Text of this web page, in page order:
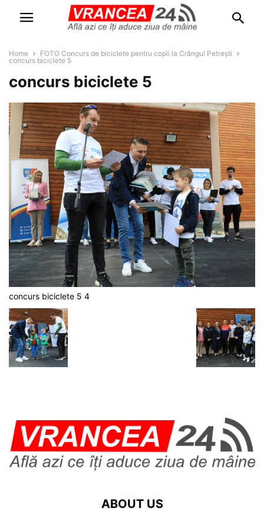
Home
FOTO Concurs de biciclete pentru copii la Crângul Petrești
concurs biciclete 5
concurs biciclete 5
concurs biciclete 5 4
ABOUT US